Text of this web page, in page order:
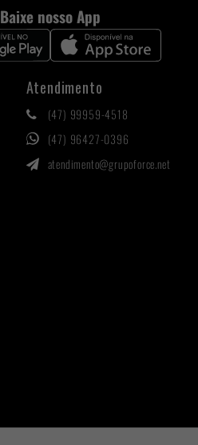
Baixe nosso App
Atendimento
(47) 99959-4518
(47) 96427-0396
atendimento@grupoforce.net